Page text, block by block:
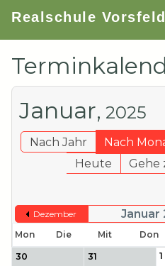
Realschule
Januar, 2025
Nach Jahr Nach
Heute
Gehe
Dezember Januar
Mon
Die Mit Don
30 31 1